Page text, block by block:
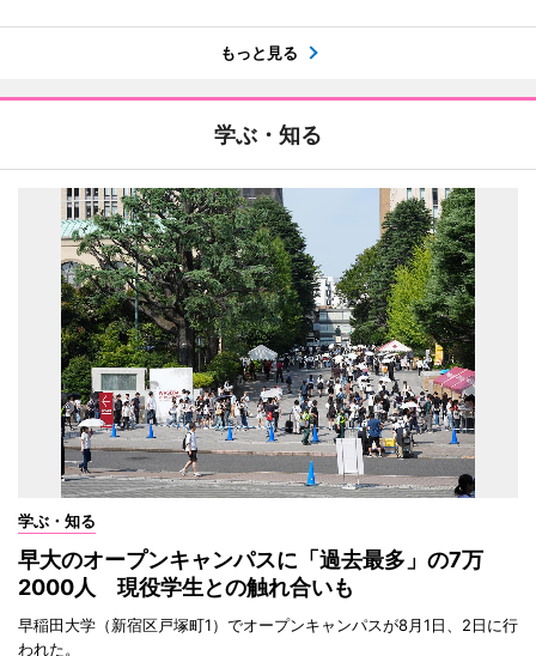
もっと見る
学ぶ・知る
学ぶ・知る
早大のオープンキャンパスに「過去最多」の7万
2000人 現役学生との触れ合いも
早稲田大学（新宿区戸塚町1）でオープンキャンパスが8月1日、2日に行
われた。